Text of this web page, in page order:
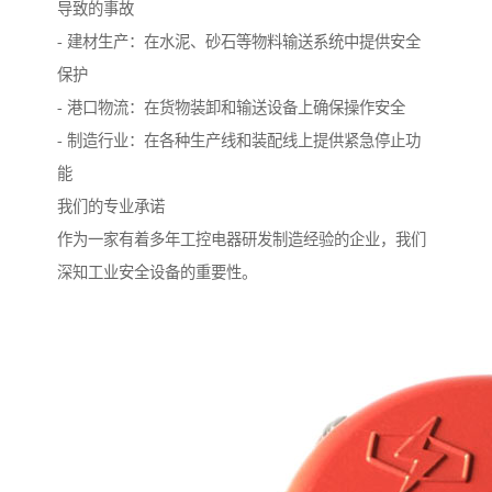
导致的事故
- 建材生产：在水泥、砂石等物料输送系统中提供安全
保护
- 港口物流：在货物装卸和输送设备上确保操作安全
- 制造行业：在各种生产线和装配线上提供紧急停止功
能
我们的专业承诺
作为一家有着多年工控电器研发制造经验的企业，我们
深知工业安全设备的重要性。